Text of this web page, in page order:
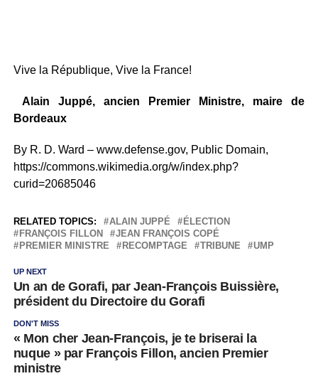
Vive la République, Vive la France!
Alain Juppé, ancien Premier Ministre, maire de
Bordeaux
By R. D. Ward – www.defense.gov, Public Domain,
https://commons.wikimedia.org/w/index.php?
curid=20685046
RELATED TOPICS: ALAIN JUPPÉ
ÉLECTION
FRANÇOIS FILLON
JEAN FRANÇOIS COPÉ
PREMIER MINISTRE
RECOMPTAGE TRIBUNE UMP
UP NEXT
Un an de Gorafi, par Jean-François Buissière,
président du Directoire du Gorafi
DON'T MISS
« Mon cher Jean-François, je te briserai la
nuque » par François Fillon, ancien Premier
ministre